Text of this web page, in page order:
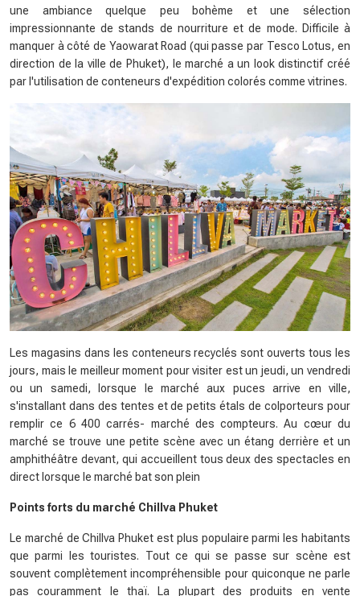
une ambiance quelque peu bohème et une sélection
impressionnante de stands de nourriture et de mode. Difficile à
manquer à côté de Yaowarat Road (qui passe par Tesco Lotus, en
direction de la ville de Phuket), le marché a un look distinctif créé
par l'utilisation de conteneurs d'expédition colorés comme vitrines.
Les magasins dans les conteneurs recyclés sont ouverts tous les
jours, mais le meilleur moment pour visiter est un jeudi, un vendredi
ou un samedi, lorsque le marché aux puces arrive en ville,
s'installant dans des tentes et de petits étals de colporteurs pour
remplir ce 6 400 carrés- marché des compteurs. Au cœur du
marché se trouve une petite scène avec un étang derrière et un
amphithéâtre devant, qui accueillent tous deux des spectacles en
direct lorsque le marché bat son plein
Points forts du marché Chillva Phuket
Le marché de Chillva Phuket est plus populaire parmi les habitants
que parmi les touristes. Tout ce qui se passe sur scène est
souvent complètement incompréhensible pour quiconque ne parle
pas couramment le thaï. La plupart des produits en vente